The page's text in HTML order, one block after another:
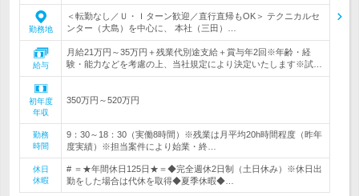
勤務地
＜転勤なし／Ｕ・Ｉターン歓迎／直行直帰もOK＞ テクニカルセ
ンター（大島）を中心に、 本社（三田）…
給与
月給21万円～35万円＋残業代別途支給＋賞与年2回※年齢・経
験・能力などを考慮の上、当社規定により決定いたします※試…
初年度
年収
350万円～520万円
勤務
時間
9：30～18：30（実働8時間）※残業は月平均20h時間程度（昨年
度実績）※担当案件により始業・終…
休日
休暇
# ＝★年間休日125日★＝◆完全週休2日制（土日休み）※休日出
勤をした場合は代休を取得◆夏季休暇◆…